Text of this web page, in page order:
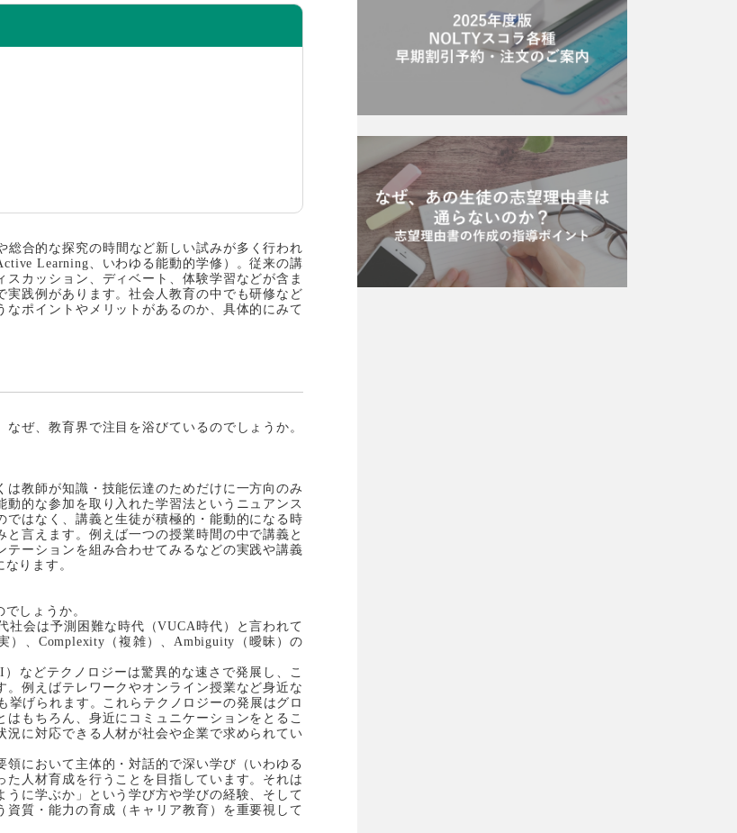
合的な探究の時間など新しい試みが多く行われ
Learning、いわゆる能動的学修）。従来の講
カッション、ディベート、体験学習などが含ま
践例があります。社会人教育の中でも研修など
ポイントやメリットがあるのか、具体的にみて
ぜ、教育界で注目を浴びているのでしょうか。
教師が知識・技能伝達のためだけに一方向のみ
的な参加を取り入れた学習法というニュアンス
はなく、講義と生徒が積極的・能動的になる時
言えます。例えば一つの授業時間の中で講義と
ーションを組み合わせてみるなどの実践や講義
ります。
しょうか。
社会は予測困難な時代（VUCA時代）と言われて
、Complexity（複雑）、Ambiguity（曖昧）の
などテクノロジーは驚異的な速さで発展し、こ
例えばテレワークやオンライン授業など身近な
挙げられます。これらテクノロジーの発展はグロ
もちろん、身近にコミュニケーションをとるこ
に対応できる人材が社会や企業で求められてい
において主体的・対話的で深い学び（いわゆる
人材育成を行うことを目指しています。それは
に学ぶか」という学び方や学びの経験、そして
質・能力の育成（キャリア教育）を重要視して